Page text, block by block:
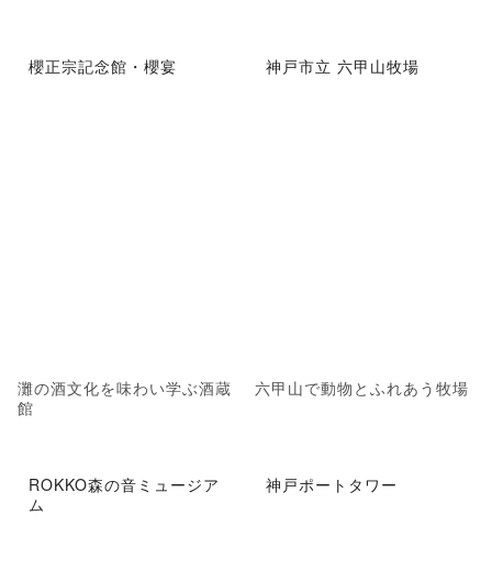
櫻正宗記念館・櫻宴
灘の酒文化を味わい学ぶ酒蔵
館
神戸市立 六甲山牧場
六甲山で動物とふれあう牧場
ROKKO森の音ミュージア
ム
神戸ポートタワー